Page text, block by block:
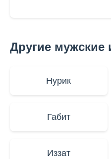
Другие мужские
Нурик
Габит
Иззат